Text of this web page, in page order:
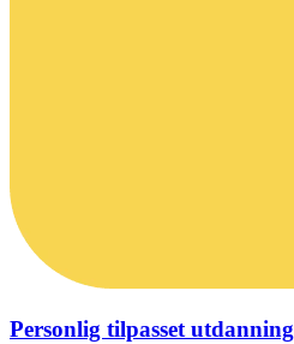
Personlig tilpasset utdanning